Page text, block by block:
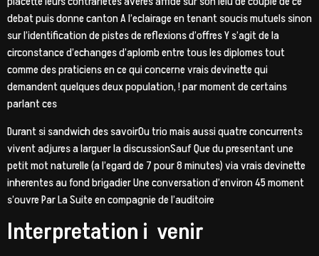
debat puis donne canton A l’eclairage en tenant soucis mutuels sinon
sur l’identification de pistes de reflexions d’offres Y s’agit de la
circonstance d’echanges d’aplomb entre tous les diplomes tout
comme des praticiens en ce qui concerne vrais devinette qui
demandent quelques deux population, !par moment de certains
parlant ces
Durant si sandwich des savoirOu trio mais aussi quatre concurrents
vivent adjures a larguer la discussionSauf Que du presentant une
petit mot naturelle (a l’egard de 7 pour 8 minutes) via vrais devinette
inherentes au fond brigadier Une conversation d’environ 45 moment
s’ouvre Par La Suite en compagnie de l’auditoire
Interpretation i venir